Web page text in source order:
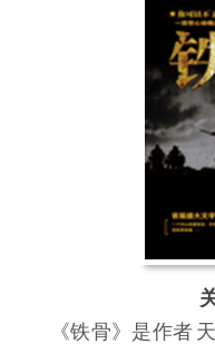
《铁骨》是作者